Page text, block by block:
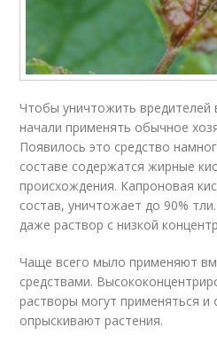
Чтобы уничтожить вредителей
начали применять обычное
Появилось это средство
составе содержатся жирные
происхождения. Капроновая
состав, уничтожает до 90%
даже раствор с низкой
Чаще всего мыло применяют
средствами.
растворы могут применяться и
опрыскивают растения.